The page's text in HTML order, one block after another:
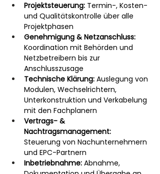
Projektsteuerung: Termin-, Kosten-
und Qualitätskontrolle über alle
Projektphasen
Genehmigung & Netzanschluss:
Koordination mit Behörden und
Netzbetreibern bis zur
Anschlusszusage
Technische Klärung: Auslegung von
Modulen, Wechselrichtern,
Unterkonstruktion und Verkabelung
mit den Fachplanern
Vertrags- &
Nachtragsmanagement:
Steuerung von Nachunternehmern
und EPC-Partnern
Inbetriebnahme: Abnahme,